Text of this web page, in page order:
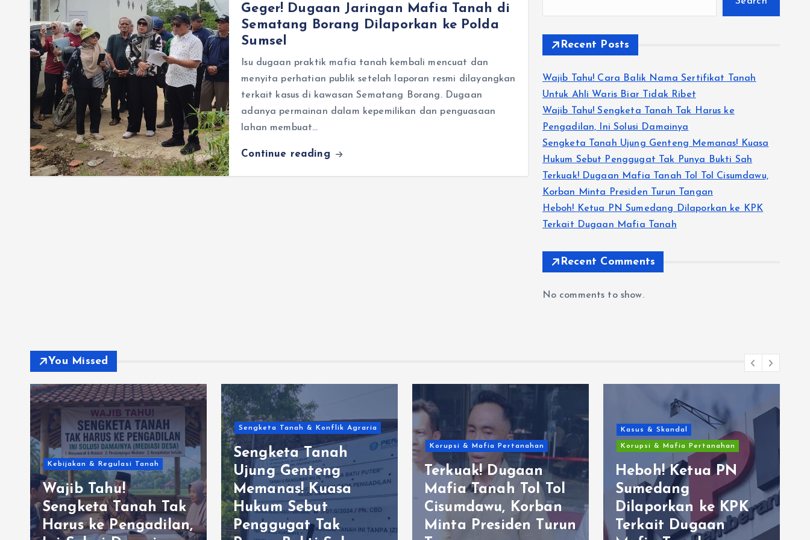
Geger! Dugaan Jaringan Mafia Tanah di
Sematang Borang Dilaporkan ke Polda
Sumsel
Isu dugaan praktik mafia tanah kembali mencuat dan
menyita perhatian publik setelah laporan resmi dilayangkan
terkait kasus di kawasan Sematang Borang. Dugaan
adanya permainan dalam kepemilikan dan penguasaan
lahan membuat…
Continue reading
Recent Posts
Wajib Tahu! Cara Balik Nama Sertifikat Tanah
Untuk Ahli Waris Biar Tidak Ribet
Wajib Tahu! Sengketa Tanah Tak Harus ke
Pengadilan, Ini Solusi Damainya
Sengketa Tanah Ujung Genteng Memanas! Kuasa
Hukum Sebut Penggugat Tak Punya Bukti Sah
Terkuak! Dugaan Mafia Tanah Tol Tol Cisumdawu,
Korban Minta Presiden Turun Tangan
Heboh! Ketua PN Sumedang Dilaporkan ke KPK
Terkait Dugaan Mafia Tanah
Recent Comments
No comments to show.
You Missed
Kebijakan & Regulasi Tanah
Wajib Tahu!
Sengketa Tanah Tak
Harus ke Pengadilan,
Sengketa Tanah & Konflik Agraria
Sengketa Tanah
Ujung Genteng
Memanas! Kuasa
Hukum Sebut
Penggugat Tak
Korupsi & Mafia Pertanahan
Terkuak! Dugaan
Mafia Tanah Tol Tol
Cisumdawu, Korban
Minta Presiden Turun
Kasus & Skandal
Korupsi & Mafia Pertanahan
Heboh! Ketua PN
Sumedang
Dilaporkan ke KPK
Terkait Dugaan